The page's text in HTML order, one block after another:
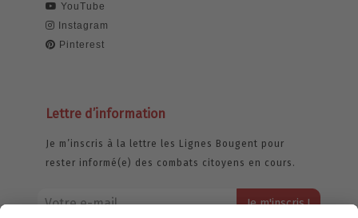
YouTube
Instagram
Pinterest
Lettre d’information
Je m’inscris à la lettre les Lignes Bougent pour
rester informé(e) des combats citoyens en cours.